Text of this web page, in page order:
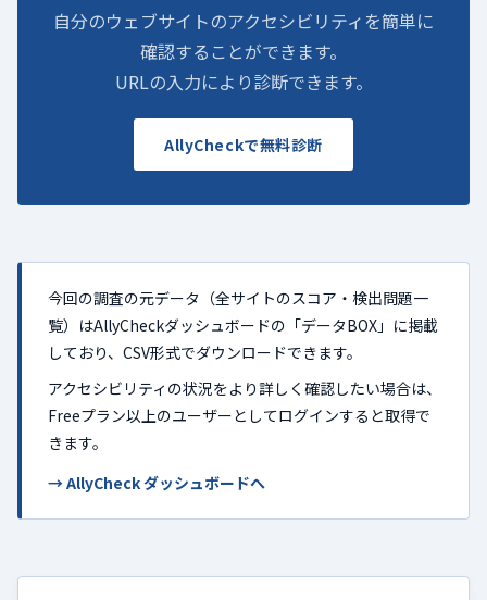
自分のウェブサイトのアクセシビリティを簡単に
確認することができます。
URLの入力により診断できます。
AllyCheckで無料診断
今回の調査の元データ（全サイトのスコア・検出問題一
覧）はAllyCheckダッシュボードの「データBOX」に掲載
しており、CSV形式でダウンロードできます。
アクセシビリティの状況をより詳しく確認したい場合は、
Freeプラン以上のユーザーとしてログインすると取得で
きます。
→ AllyCheck ダッシュボードへ